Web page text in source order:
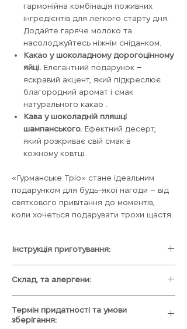
гармонійна комбінація поживних
інгредієнтів для легкого старту дня.
Додайте гаряче молоко та
насолоджуйтесь ніжнім сніданком.
Какао у шоколадному дорогоцінному
яйці. Елегантний подарунок –
яскравий акцент, який підкреслює
благородний аромат і смак
натурального какао .
Кава у шоколадній пляшці
шампанського. Ефектний десерт,
який розкриває свій смак в
кожному ковтці.
«Гурманське Тріо» стане ідеальним
подарунком для будь-якої нагоди – від
святкового привітання до моментів,
коли хочеться подарувати трохи щастя.
Інструкція приготування:
350 мл та залий гарячим молочком🍶
2)Спостерігай як луськає какао-планета
😍
3)Гарненько перемішай🥄
Склад, та алергени:
ШОКОЛАДНИЙ ШАМПІНЙОН"
Кава з маршмелом, маршмелоу, та
Термін придатності та умови
зберігання: